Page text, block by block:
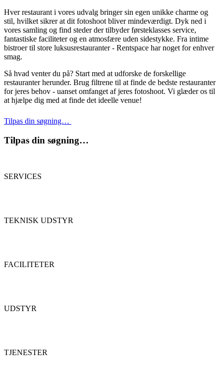
Hver restaurant i vores udvalg bringer sin egen unikke charme og
stil, hvilket sikrer at dit fotoshoot bliver mindeværdigt. Dyk ned i
vores samling og find steder der tilbyder førsteklasses service,
fantastiske faciliteter og en atmosfære uden sidestykke. Fra intime
bistroer til store luksusrestauranter - Rentspace har noget for enhver
smag.
Så hvad venter du på? Start med at udforske de forskellige
restauranter herunder. Brug filtrene til at finde de bedste restauranter
for jeres behov - uanset omfanget af jeres fotoshoot. Vi glæder os til
at hjælpe dig med at finde det ideelle venue!
Tilpas din søgning…
Tilpas din søgning…
SERVICES
TEKNISK UDSTYR
FACILITETER
UDSTYR
TJENESTER